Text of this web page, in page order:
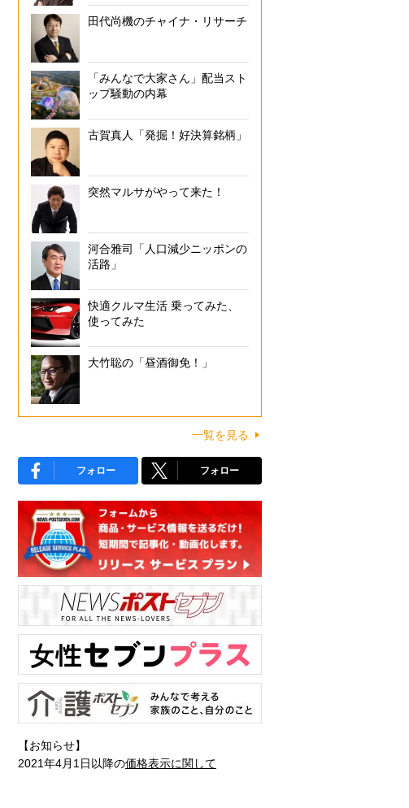
田代尚機のチャイナ・リサーチ
「みんなで大家さん」配当スト
ップ騒動の内幕
古賀真人「発掘！好決算銘柄」
突然マルサがやって来た！
河合雅司「人口減少ニッポンの
活路」
快適クルマ生活 乗ってみた、
使ってみた
大竹聡の「昼酒御免！」
一覧を見る
フォロー フォロー
【お知らせ】
2021年4月1日以降の価格表示に関して